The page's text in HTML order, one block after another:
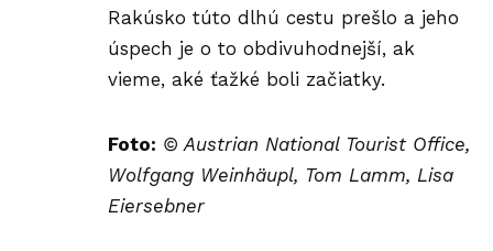
Rakúsko túto dlhú cestu prešlo a jeho
úspech je o to obdivuhodnejší, ak
vieme, aké ťažké boli začiatky.
Foto: © Austrian National Tourist Office,
Wolfgang Weinhäupl, Tom Lamm, Lisa
Eiersebner